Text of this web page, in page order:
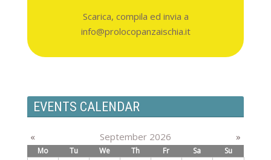
Scarica, compila ed invia a
info@prolocopanzaischia.it
EVENTS CALENDAR
« September 2026 »
Mo Tu We Th Fr Sa
Su